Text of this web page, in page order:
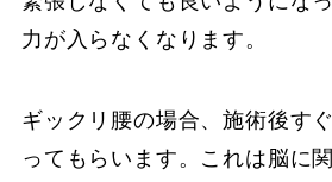
力が入らなくなります。
ギックリ腰の場合、施術後す
ってもらいます。これは脳に